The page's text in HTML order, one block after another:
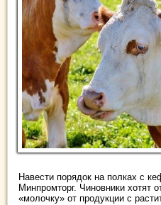
Навести порядок на полках с
Минпромторг. Чиновники хотят
«молочку» от продукции с